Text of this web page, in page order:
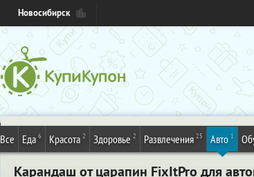
Новосибирск
Все Еда 6 Красота 2 Здоровье 2 Развлечения 25 Авто 1
Карандаш от царапин FixItPro для